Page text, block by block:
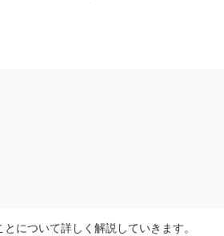
とについて詳しく解説していきます。